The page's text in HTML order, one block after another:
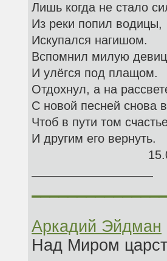
Лишь когда не стало
Из реки попил водицы,
Искупался нагишом.
Вспомнил милую
И улёгся под плащом.
Отдохнул, а на
С новой песней снова
Чтоб в пути том
И другим его вернуть.
Аркадий Эйдман
Над Миром